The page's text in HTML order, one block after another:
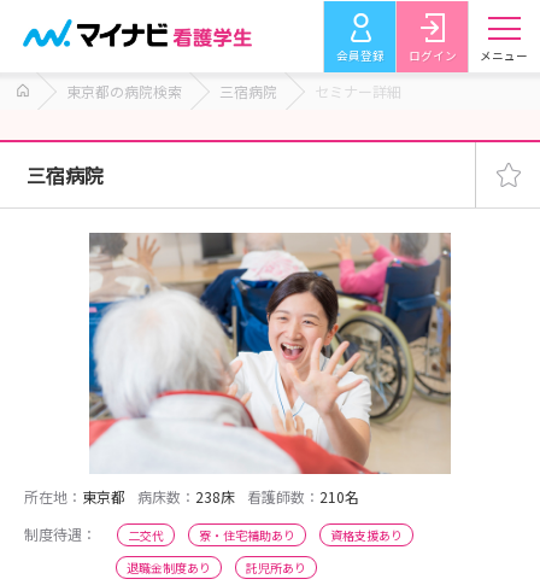
会員登録 ログイン メニュー
東京都の病院検索 三宿病院 セミナー詳細
三宿病院
所在地： 東京都 病床数： 238床 看護師数： 210名
制度待遇：
二交代 寮・住宅補助あり
資格支援あり
退職金制度あり
託児所あり